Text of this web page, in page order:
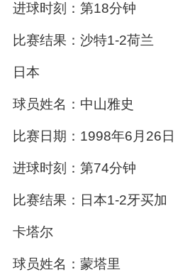
进球时刻：第18分钟
比赛结果：沙特1-2荷兰
日本
球员姓名：中山雅史
比赛日期：1998年6月26日
进球时刻：第74分钟
比赛结果：日本1-2牙买加
卡塔尔
球员姓名：蒙塔里